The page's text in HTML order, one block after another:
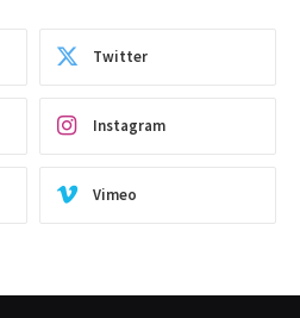
Twitter
Instagram
Vimeo